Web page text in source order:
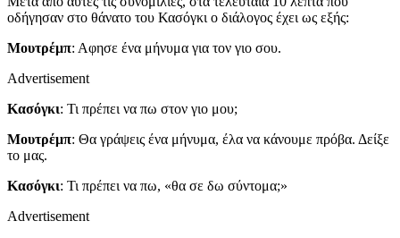
οδήγησαν στο θάνατο του Κασόγκι ο διάλογος έχει ως εξής:
Μουτρέμπ: Αφησε ένα μήνυμα για τον γιο σου.
Advertisement
Κασόγκι: Τι πρέπει να πω στον γιο μου;
Μουτρέμπ: Θα γράψεις ένα μήνυμα, έλα να κάνουμε πρόβα. Δείξε
το μας.
Κασόγκι: Τι πρέπει να πω, «θα σε δω σύντομα;»
Advertisement